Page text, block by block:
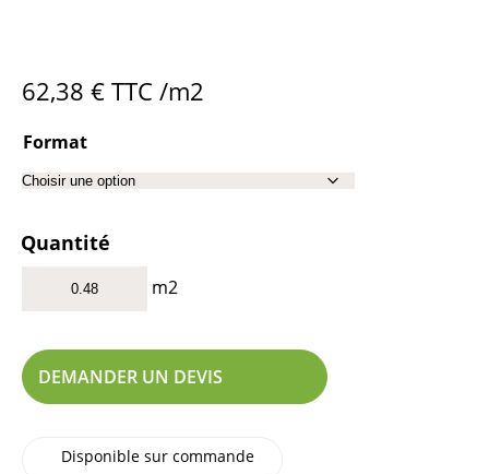
62,38 € TTC /m2
Format
Quantité
m2
DEMANDER UN DEVIS
Disponible sur commande